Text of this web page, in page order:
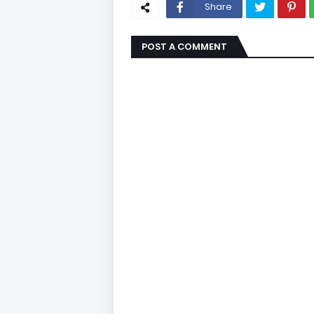
Share
POST A COMMENT